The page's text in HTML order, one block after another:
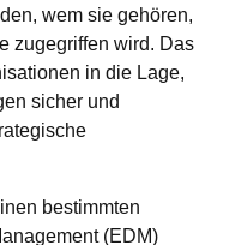
wem sie gehören,
zugegriffen wird. Das
in die Lage,
sicher und
bestimmten
(EDM)